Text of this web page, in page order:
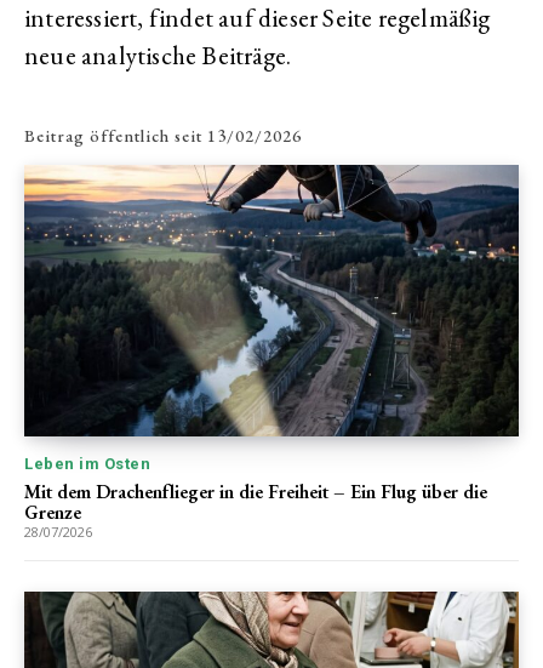
interessiert, findet auf dieser Seite regelmäßig
neue analytische Beiträge.
Beitrag öffentlich seit 13/02/2026
Leben im Osten
Mit dem Drachenflieger in die Freiheit – Ein Flug über die
Grenze
28/07/2026